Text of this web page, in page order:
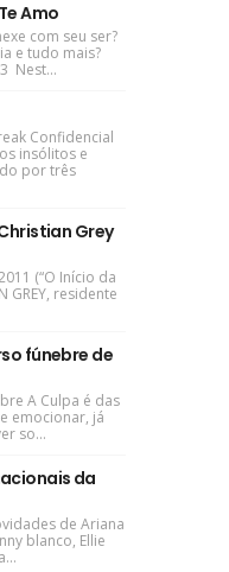
Amo
com seu ser?
e tudo mais?
Nest...
Confidencial
insólitos e
por três
Grey
(“O Início da
GREY, residente
fúnebre de
A Culpa é das
emocionar, já
so...
da
de Ariana
blanco, Ellie